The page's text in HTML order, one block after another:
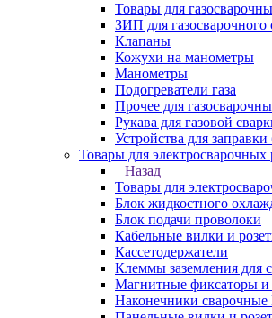
Товары для
ЗИП для газосварочного
Клапаны
Кожухи на манометры
Манометры
Подогреватели газа
Прочее для
Рукава для газовой
Устройства для
Товары для электросварочных
Назад
Товары для
Блок жидкостного
Блок подачи проволоки
Кабельные вилки и
Кассетодержатели
Клеммы заземления для
Магнитные фиксаторы и
Наконечники сварочные